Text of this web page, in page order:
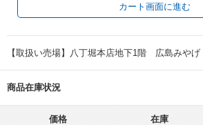
カート画面に進む
【取扱い売場】八丁堀本店地下1階 広島みやげ
商品在庫状況
価格 在庫